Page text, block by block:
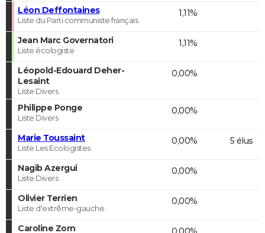
Léon Deffontaines
Liste du Parti communiste français
1,11%
Jean Marc Governatori
Liste écologiste
1,11%
Léopold-Edouard Deher-
Lesaint
Liste Divers
0,00%
Philippe Ponge
Liste Divers
0,00%
Marie Toussaint
Liste Les Ecologistes
0,00% 5 élus
Nagib Azergui
Liste Divers
0,00%
Olivier Terrien
Liste d'extrême-gauche
0,00%
Caroline Zorn